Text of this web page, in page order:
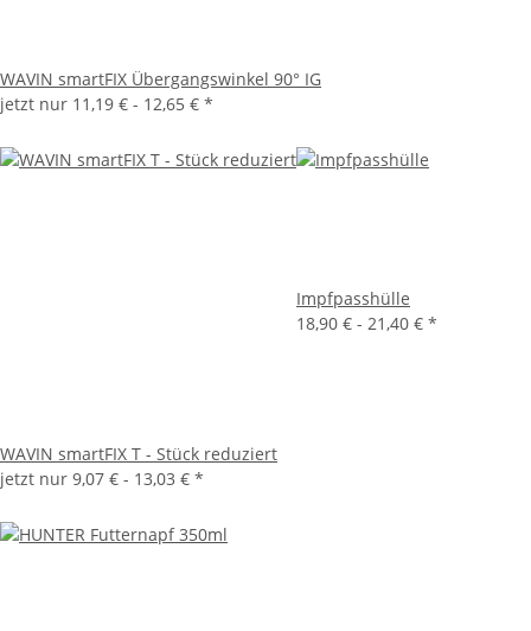
WAVIN smartFIX Übergangswinkel 90° IG
jetzt nur 11,19 € - 12,65 € *
WAVIN smartFIX T - Stück reduziert
jetzt nur 9,07 € - 13,03 € *
Impfpasshülle
18,90 € - 21,40 € *